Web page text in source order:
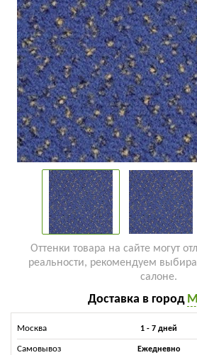
Оттенки товара на сайте могут
реальности, рекомендуем
салоне.
Доставка в город
Москва 1 - 7 дней
Самовывоз Ежедневно